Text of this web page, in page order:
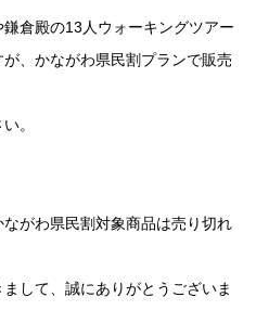
倉殿の13人ウォーキングツアー
、かながわ県民割プランで販売
。
がわ県民割対象商品は売り切れ
して、誠にありがとうございま